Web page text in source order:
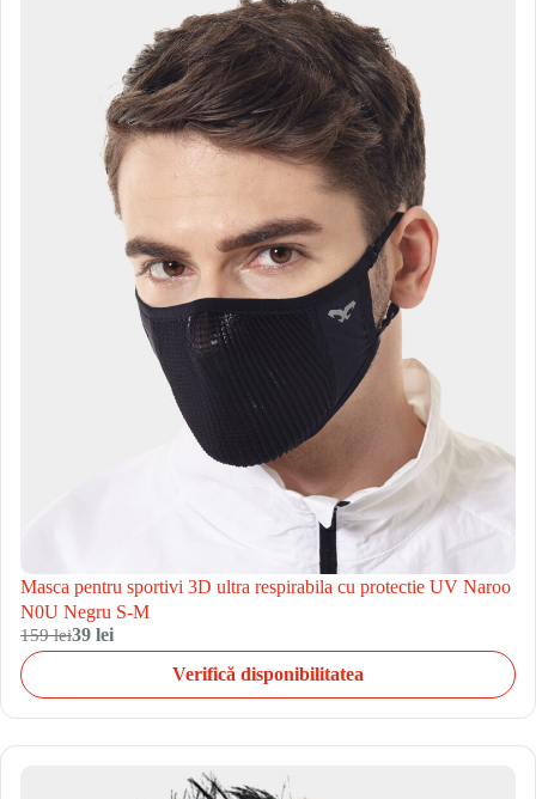
Masca pentru sportivi 3D ultra respirabila cu protectie UV Naroo
N0U Negru S-M
159 lei39 lei
Verifică disponibilitatea